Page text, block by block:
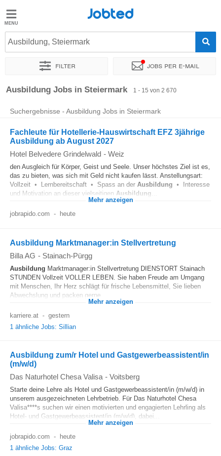
Jobted
Jobs
Jobted
Ausbildung, Steiermark
Filter Jobs per e-mail
Sortieren nach Unternehmen Personaldienstleister
Ausbildung Jobs in Steiermark 1 - 15 von 2 670
Suchergebnisse - Ausbildung Jobs in Steiermark
Fachleute für Hotellerie-Hauswirtschaft EFZ 3jährige
Ausbildung ab August 2027
Hotel Belvedere Grindelwald - Weiz
den Ausgleich für Körper, Geist und Seele. Unser höchstes Ziel ist es,
das zu bieten, was sich mit Geld nicht kaufen lässt. Anstellungsart:
Vollzeit • Lernbereitschaft • Spass an der Ausbildung • Interesse
und Motivation an dieser vielseitigen Ausbildung
Mehr anzeigen
jobrapido.com - heute
Ausbildung Marktmanager:in Stellvertretung
Billa AG - Stainach-Pürgg
Ausbildung Marktmanager:in Stellvertretung DIENSTORT Stainach
STUNDEN Vollzeit VOLLER LEBEN. Sie haben Freude am Umgang
mit Menschen, Ihr Herz schlägt für frische Lebensmittel, Sie lieben
Abwechslung und packen gerne...
Mehr anzeigen
karriere.at - gestern
1 ähnliche Jobs: Sillian
Ausbildung zum/r Hotel und Gastgewerbeassistent/in
(m/w/d)
Das Naturhotel Chesa Valisa - Voitsberg
Starte deine Lehre als Hotel und Gastgewerbeassistent/in (m/w/d) in
unserem ausgezeichneten Lehrbetrieb. Für Das Naturhotel Chesa
Valisa****s suchen wir einen motivierten und engagierten Lehrling als
Hotel- und Gastgewerbeassistent/in (m/w/d), dabei...
Mehr anzeigen
jobrapido.com -
heute
1 ähnliche Jobs: Graz